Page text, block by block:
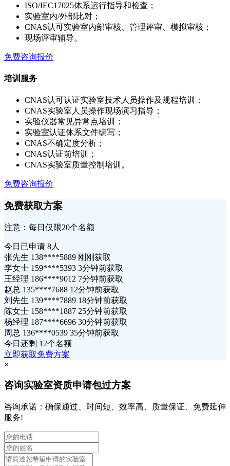
ISO/IEC17025体系运行指导和检查；
实验室内/外部比对；
CNAS认可实验室内部审核、管理评审、模拟审核；
现场评审辅导。
免费咨询报价
培训服务
CNAS认可认证实验室技术人员操作及规程培训；
CNAS实验室人员操作现场演习指导；
实验仪器常见异常点培训；
实验室认证体系文件编写；
CNAS不确定度分析；
CNAS认证前培训；
CNAS实验室质量控制培训。
免费咨询报价
免费获取方案
注意：每日仅限20个名额
今日已申请 8人
张先生 138****5889 刚刚获取
李女士 159****5393 3分钟前获取
王经理 186****9012 7分钟前获取
赵总 135****7688 12分钟前获取
刘先生 139****7889 18分钟前获取
陈女士 158****1887 25分钟前获取
杨经理 187****6696 30分钟前获取
周总 136****0539 35分钟前获取
今日还剩 12个名额
立即获取免费方案
×
咨询实验室资质申请包过方案
咨询承诺：确保通过、时间短、效率高、质量保证、免费延伸
服务!